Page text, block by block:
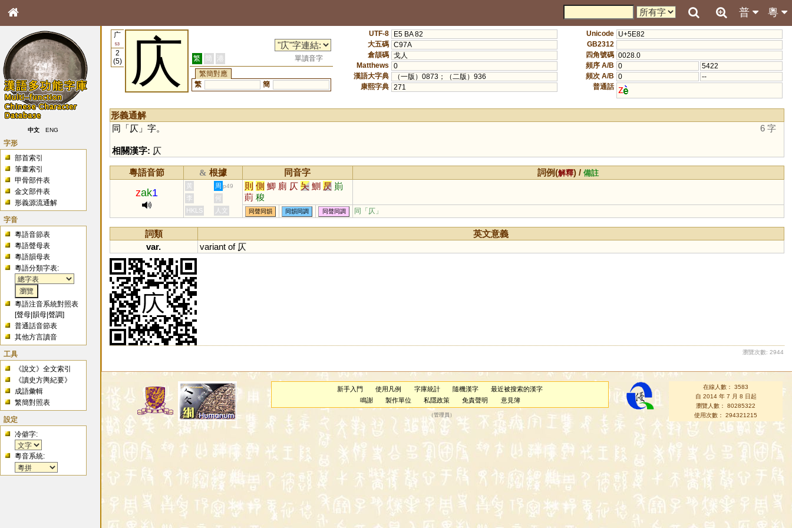
粵
普
中文 ENG
字形
部首索引
筆畫索引
甲骨部件表
金文部件表
形義源流通解
字音
粵語音節表
粵語聲母表
粵語韻母表
粵語分類字表:
粵語注音系統對照表
[聲母 |韻母 |聲調]
普通話音節表
其他方言讀音
工具
《說文》全文索引
《讀史方輿紀要》
成語彙輯
繁簡對照表
設定
冷僻字:
粵音系統:
广
53
2
(5)
庂 繁 簡 港
單讀音字
繁簡對應
繁
簡
UTF-8
E5 BA 82
大五碼 C97A
倉頡碼 戈人
Matthews
0
漢語大字典
（一版）0873；（二版）936
康熙字典 271
Unicode U+5E82
GB2312
四角號碼 0028.0
頻序 A/B 0
5422
頻次 A/B 0
--
普通話 z
形義通解
同「仄」字。 6 字
相關漢字: 仄
粵語音節 & 根據 同音字 詞例(解釋) /備註
zak1
黃 周 p49 則 側 鯽 廁 仄 夨 鰂 昃 崱
萴 稄
李
何
HKLS
人文 同聲同韻 同韻同調 同聲同調 同「 仄 」
詞類
英文意義
var.
variant of仄
瀏覽次數: 2944
新手入門 使用凡例 字庫統計 隨機漢字
最近被搜索的漢字
鳴謝
製作單位 私隱政策 免責聲明 意見簿
（管理員 ）
在線人數： 3583
自 2014 年 7 月 8 日起
瀏覽人數： 80285322
使用次數： 294321215